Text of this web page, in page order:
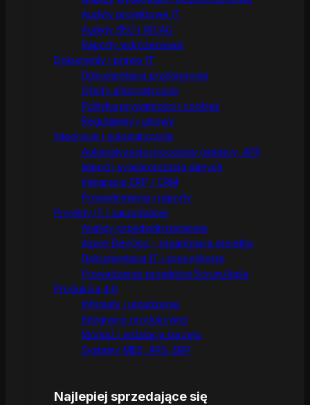
Audyty projektowe IT
Audyty SEO i WCAG
Raporty wdrożeniowe
Dokumenty i prawo IT
Dokumentacja przetargowa
Oferty informatyczne
Polityka prywatności i cookies
Regulaminy i umowy
Integracje i automatyzacje
Automatyzacja procesów (spidery, API)
Import i synchronizacja danych
Integracje ERP / CRM
Powiadomienia i raporty
Projekty IT i zarządzanie
Analizy przedwdrożeniowe
Azure DevOps – organizacja projektu
Dokumentacja IT i specyfikacje
Prowadzenie projektów Scrum/Agile
Produkcja 4.0
Infomaty i urządzenia
Integracje produkcyjne
Montaż i instalacja sprzętu
Systemy MES, APS, ERP
Najlepiej sprzedające się